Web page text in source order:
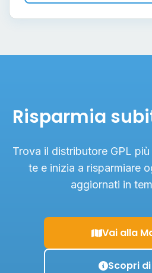
Risparmia
Trova il distributore GPL
te e inizia a risparmiare
aggiornati in
Vai alla
Scopri